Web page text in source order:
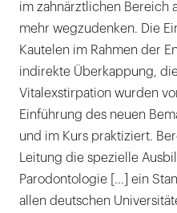
im zahnärztlichen Bereich
mehr wegzudenken. Die
Kautelen im Rahmen der
indirekte Überkappung,
Vitalexstirpation wurden
Einführung des neuen
und im Kurs praktiziert.
Leitung die spezielle
Parodontologie [...] ein
allen deutschen